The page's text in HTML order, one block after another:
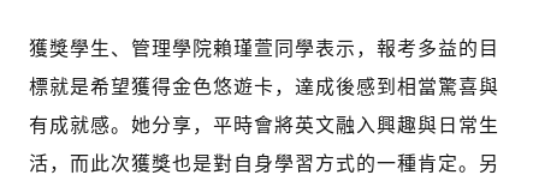
獲獎學生、管理學院賴瑾萱同學表示，報考多益的目
標就是希望獲得金色悠遊卡，達成後感到相當驚喜與
有成就感。她分享，平時會將英文融入興趣與日常生
活，而此次獲獎也是對自身學習方式的一種肯定。另